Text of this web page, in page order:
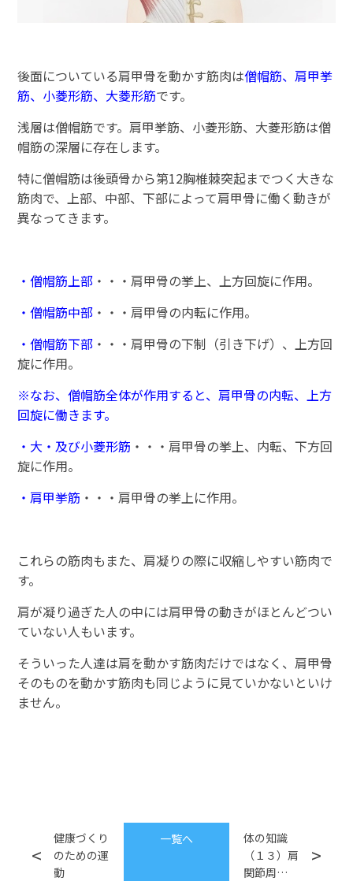
後面についている肩甲骨を動かす筋肉は僧帽筋、肩甲挙
筋、小菱形筋、大菱形筋です。
浅層は僧帽筋です。肩甲挙筋、小菱形筋、大菱形筋は僧
帽筋の深層に存在します。
特に僧帽筋は後頭骨から第12胸椎棘突起までつく大きな
筋肉で、上部、中部、下部によって肩甲骨に働く動きが
異なってきます。
・僧帽筋上部 ・・・肩甲骨の挙上、上方回旋に作用。
・僧帽筋中部 ・・・肩甲骨の内転に作用。
・僧帽筋下部 ・・・肩甲骨の下制（引き下げ）、上方回
旋に作用。
※なお、僧帽筋全体が作用すると、肩甲骨の内転、上方
回旋に働きます。
・大・及び小菱形筋 ・・・肩甲骨の挙上、内転、下方回
旋に作用。
・肩甲挙筋 ・・・肩甲骨の挙上に作用。
これらの筋肉もまた、肩凝りの際に収縮しやすい筋肉で
す。
肩が凝り過ぎた人の中には肩甲骨の動きがほとんどつい
ていない人もいます。
そういった人達は肩を動かす筋肉だけではなく、肩甲骨
そのものを動かす筋肉も同じように見ていかないといけ
ません。
健康づくり
のための運
動
一覧へ
体の知識
（１３）肩
関節周…